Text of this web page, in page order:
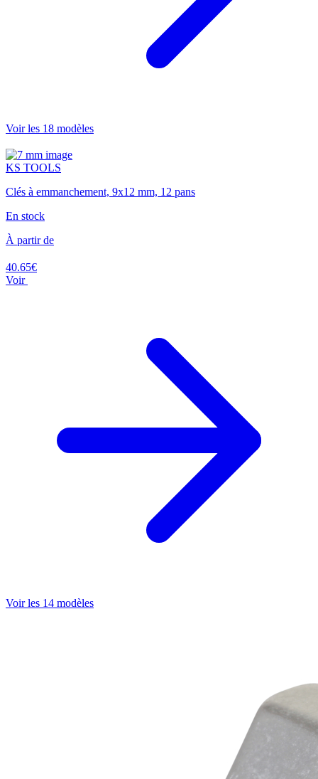
Voir les 18 modèles
KS TOOLS
Clés à emmanchement, 9x12 mm, 12 pans
En stock
À partir de
40.65€
Voir
Voir les 14 modèles